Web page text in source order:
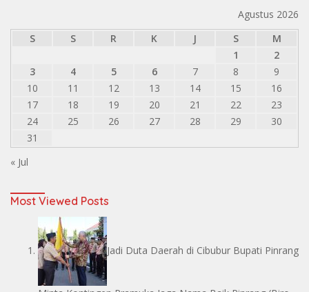
Agustus 2026
S
S R K J S
M
1
2
3
4 5 6 7 8
9
10
11 12 13 14 15
16
17
18 19 20 21 22
23
24
25 26 27 28 29
30
31
« Jul
Most Viewed Posts
Jadi Duta Daerah di Cibubur Bupati Pinrang